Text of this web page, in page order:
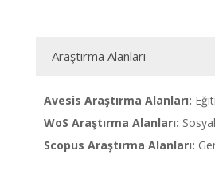
Araştırma Alanları
Avesis Araştırma Alanları:
WoS Araştırma Alanları:
Scopus Araştırma Alanları: